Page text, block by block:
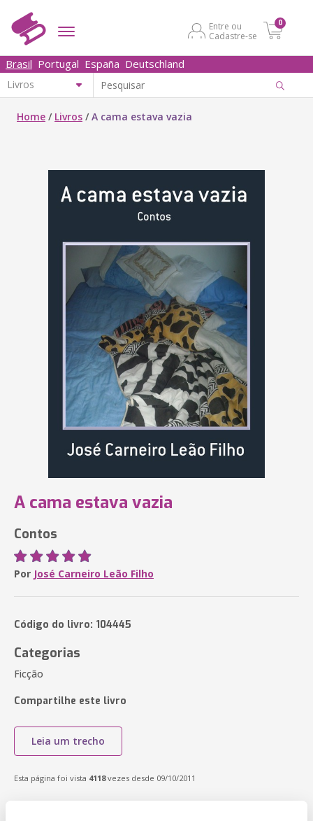
Entre ou
Cadastre-se
0
Brasil Portugal España Deutschland
Home / Livros /A cama estava vazia
A cama estava vazia
Contos
Por José Carneiro Leão Filho
Código do livro: 104445
Categorias
Ficção
Compartilhe este livro
Leia um trecho
Esta página foi vista 4118vezes desde 09/10/2011